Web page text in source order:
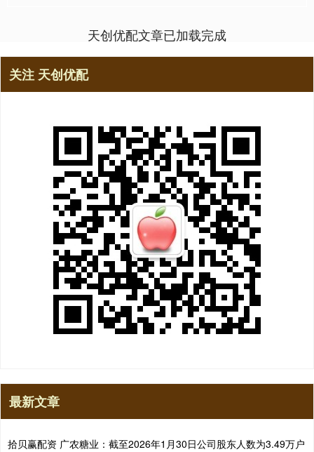
天创优配文章已加载完成
关注 天创优配
最新文章
拾贝赢配资 广农糖业：截至2026年1月30日公司股东人数为3.49万户